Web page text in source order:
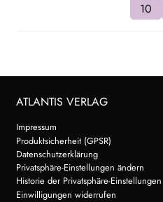
10
ATLANTIS VERLAG
Impressum
Produktsicherheit (GPSR)
Datenschutzerklärung
Privatsphäre-Einstellungen ändern
Historie der Privatsphäre-Einstellungen
Einwilligungen widerrufen